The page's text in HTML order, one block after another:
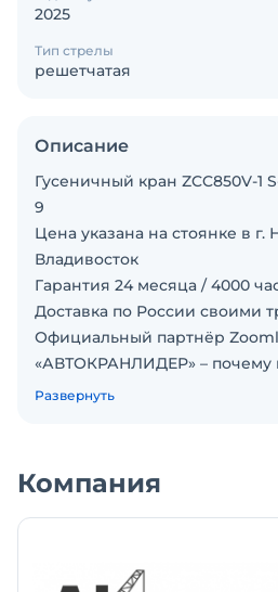
2025
Тип стрелы
решетчатая
Описание
Гусеничный кран ZCC850V-1
9
Цена указана на стоянке в г.
Владивосток
Гарантия 24 месяца / 4000
Доставка по России своими
Официальный партнёр
«АВТОКРАНЛИДЕР» – почему
Аккредитованы в ведущих
Опыт в продажах крановой
Помощь в подборе выгодного
«АВТОКРАНЛИДЕР»–
Развернуть
Компания